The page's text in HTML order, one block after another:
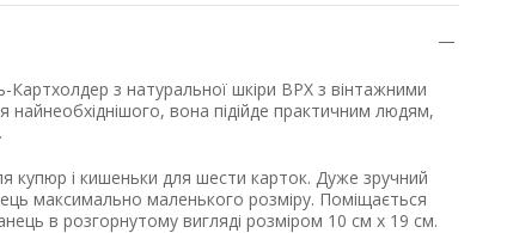
з натуральної шкіри ВРХ з вінтажними
вона підійде практичним людям,
купюр і кишеньки для шести карток. Дуже зручний
максимально маленького розміру. Поміщається
в розгорнутому вигляді розміром 10 см х 19 см.